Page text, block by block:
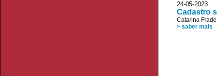
24-05-2023
Cadastro
Catarina Frade
> saber mais